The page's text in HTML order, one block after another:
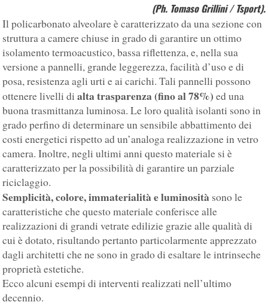
(Ph. Tomaso Grillini / Tsport).
Il policarbonato alveolare è caratterizzato da una sezione con
struttura a camere chiuse in grado di garantire un ottimo
isolamento termoacustico, bassa riflettenza, e, nella sua
versione a pannelli, grande leggerezza, facilità d’uso e di
posa, resistenza agli urti e ai carichi. Tali pannelli possono
ottenere livelli dialta trasparenza (fino al 78%) ed una
buona trasmittanza luminosa. Le loro qualità isolanti sono in
grado perfino di determinare un sensibile abbattimento dei
costi energetici rispetto ad un’analoga realizzazione in vetro
camera. Inoltre, negli ultimi anni questo materiale si è
caratterizzato per la possibilità di garantire un parziale
riciclaggio.
Semplicità, colore, immaterialità e luminosità sono le
caratteristiche che questo materiale conferisce alle
realizzazioni di grandi vetrate edilizie grazie alle qualità di
cui è dotato, risultando pertanto particolarmente apprezzato
dagli architetti che ne sono in grado di esaltare le intrinseche
proprietà estetiche.
Ecco alcuni esempi di interventi realizzati nell’ultimo
decennio.